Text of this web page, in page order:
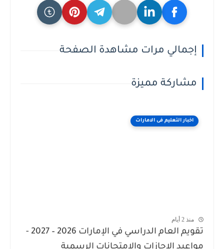
إجمالي مرات مشاهدة الصفحة
مشاركة مميزة
اخبار التعليم فى الامارات
تقويم العام الدراسي في الإمارات 2026 – 2027 -